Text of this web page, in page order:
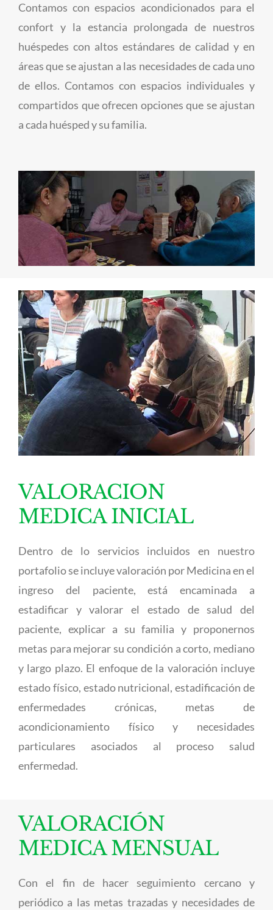
Contamos con espacios acondicionados para el
confort y la estancia prolongada de nuestros
huéspedes con altos estándares de calidad y en
áreas que se ajustan a las necesidades de cada uno
de ellos. Contamos con espacios individuales y
compartidos que ofrecen opciones que se ajustan
a cada huésped y su familia.
VALORACION
MEDICA INICIAL
Dentro de lo servicios incluidos en nuestro
portafolio se incluye valoración por Medicina en el
ingreso del paciente, está encaminada a
estadificar y valorar el estado de salud del
paciente, explicar a su familia y proponernos
metas para mejorar su condición a corto, mediano
y largo plazo. El enfoque de la valoración incluye
estado físico, estado nutricional, estadificación de
enfermedades crónicas, metas de
acondicionamiento físico y necesidades
particulares asociados al proceso salud
enfermedad.
VALORACIÓN
MEDICA MENSUAL
Con el fin de hacer seguimiento cercano y
periódico a las metas trazadas y necesidades de